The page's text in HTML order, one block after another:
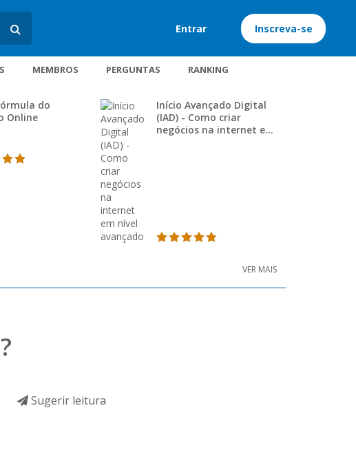
Entrar Inscreva-se
MEMBROS PERGUNTAS RANKING
do
Online
Início Avançado Digital
(IAD) - Como criar
negócios na internet em
VER MAIS
Sugerir leitura